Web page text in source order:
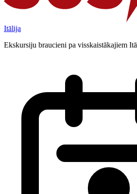
Itālija
Ekskursiju braucieni pa visskaistākajiem